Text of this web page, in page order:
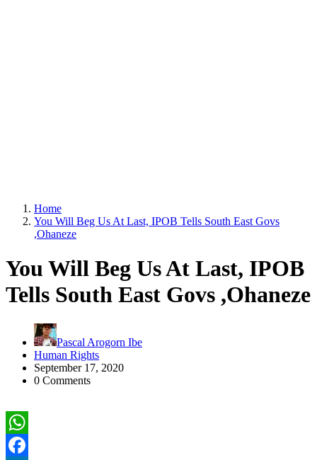
Home
You Will Beg Us At Last, IPOB Tells South East Govs
,Ohaneze
You Will Beg Us At Last, IPOB
Tells South East Govs ,Ohaneze
Pascal Arogorn Ibe
Human Rights
September 17, 2020
0 Comments
WhatsApp